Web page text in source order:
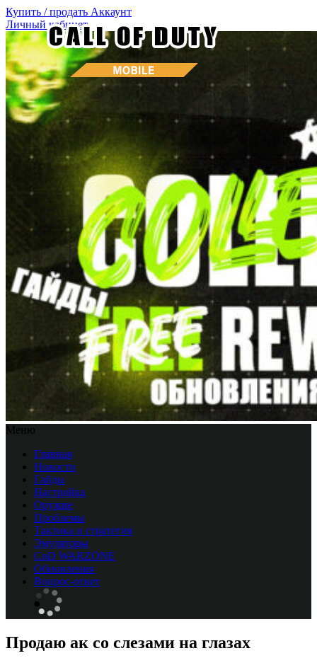
Купить / продать Аккаунт
Личный кабинет
Меню
Главная
Новости
Гайды
Настройка
Оружие
Проблемы
Тактика и стратегия
Эмуляторы
CоD WARZONE
Обновления
Вопрос-ответ
Продаю ак со слезами на глазах